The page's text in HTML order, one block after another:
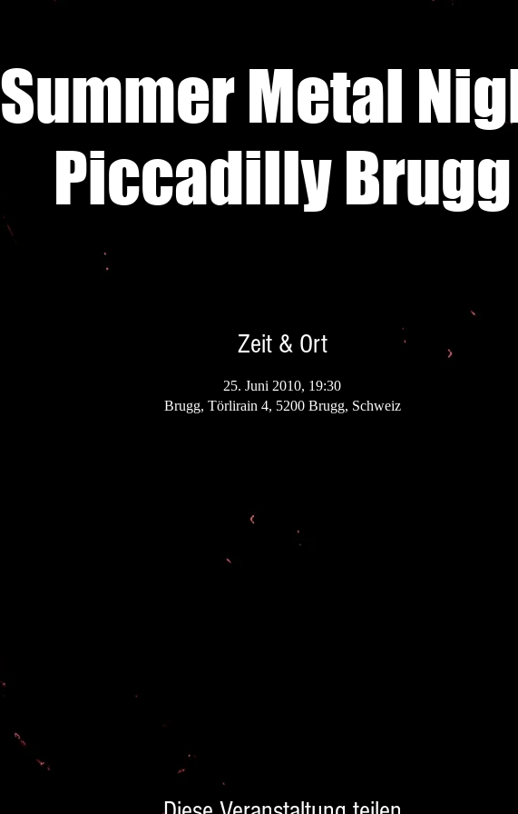
Summer Metal
Piccadilly Brugg
Zeit & Ort
25. Juni 2010, 19:30
Brugg, Törlirain 4, 5200 Brugg, Schweiz